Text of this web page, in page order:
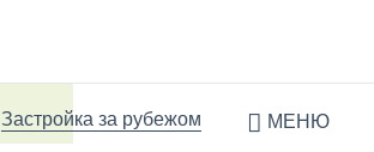
Застройка за рубежом МЕНЮ